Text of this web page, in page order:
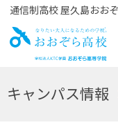
通信制高校 屋久島おお
お
キャンパス情報